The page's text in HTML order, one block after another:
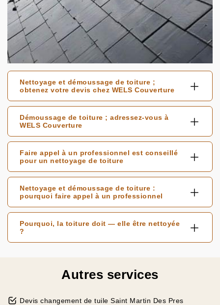
Nettoyage et démoussage de toiture ;
obtenez votre devis chez WELS Couverture
Démoussage de toiture ; adressez-vous à
WELS Couverture
Faire appel à un professionnel est conseillé
pour un nettoyage de toiture
Nettoyage et démoussage de toiture :
pourquoi faire appel à un professionnel
Pourquoi, la toiture doit — elle être nettoyée
?
Autres services
Devis changement de tuile Saint Martin Des Pres